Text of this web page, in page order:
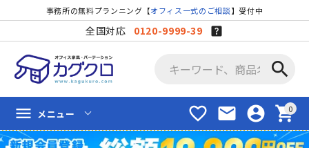
事務所の無料プランニング【オフィス一式のご相談】受付中
全国対応 0120-9999-39
search
favorite_border mail account_circle shopping_cart
menu メニュー